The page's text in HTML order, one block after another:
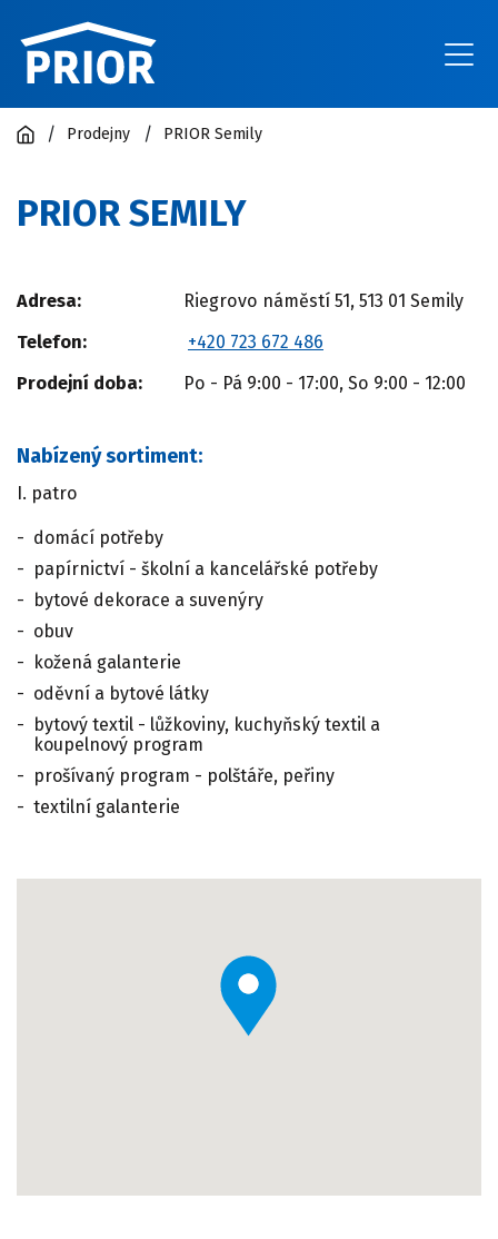
Prodejny PRIOR Semily
PRIOR SEMILY
Adresa:
Riegrovo náměstí 51, 513 01 Semily
Telefon:
+420 723 672 486
Prodejní doba:
Po - Pá 9:00 - 17:00, So 9:00 - 12:00
Nabízený sortiment:
I. patro
domácí potřeby
papírnictví - školní a kancelářské potřeby
bytové dekorace a suvenýry
obuv
kožená galanterie
oděvní a bytové látky
bytový textil - lůžkoviny, kuchyňský textil a
koupelnový program
prošívaný program - polštáře, peřiny
textilní galanterie